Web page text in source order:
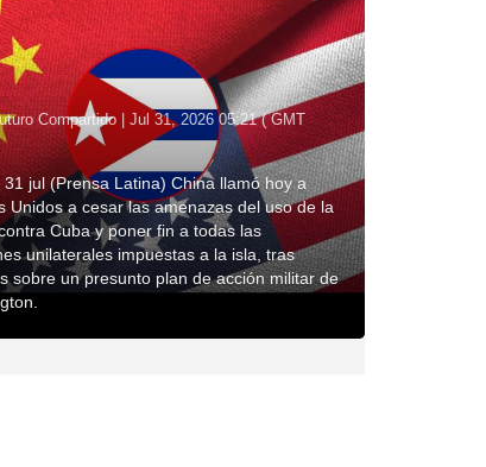
Compartido | Jul 31, 2026 05:21 ( GMT
31 jul (Prensa Latina) China llamó hoy a
Unidos a cesar las amenazas del uso de la
Cuba y poner fin a todas las
unilaterales impuestas a la isla, tras
sobre un presunto plan de acción militar de